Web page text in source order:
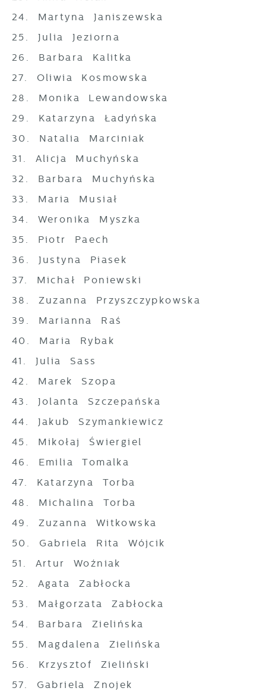
24. Martyna Janiszewska
25. Julia Jeziorna
26. Barbara Kalitka
27. Oliwia Kosmowska
28. Monika Lewandowska
29. Katarzyna Ładyńska
30. Natalia Marciniak
31. Alicja Muchyńska
32. Barbara Muchyńska
33. Maria Musiał
34. Weronika Myszka
35. Piotr Paech
36. Justyna Piasek
37. Michał Poniewski
38. Zuzanna Przyszczypkowska
39. Marianna Raś
40. Maria Rybak
41. Julia Sass
42. Marek Szopa
43. Jolanta Szczepańska
44. Jakub Szymankiewicz
45. Mikołaj Świergiel
46. Emilia Tomalka
47. Katarzyna Torba
48. Michalina Torba
49. Zuzanna Witkowska
50. Gabriela Rita Wójcik
51. Artur Woźniak
52. Agata Zabłocka
53. Małgorzata Zabłocka
54. Barbara Zielińska
55. Magdalena Zielińska
56. Krzysztof Zieliński
57. Gabriela Znojek